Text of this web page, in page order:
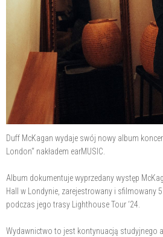
Duff McKagan wydaje swój nowy album
London“ nakładem earMUSIC.
Album dokumentuje wyprzedany występ
Hall w Londynie, zarejestrowany i sfilmowany
podczas jego trasy Lighthouse Tour ‘24.
Wydawnictwo to jest kontynuacją studyjnego